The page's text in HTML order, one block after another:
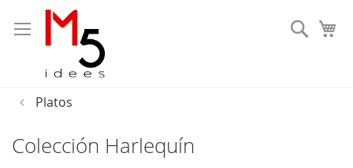
Buscar
Platos
Colección Harlequín